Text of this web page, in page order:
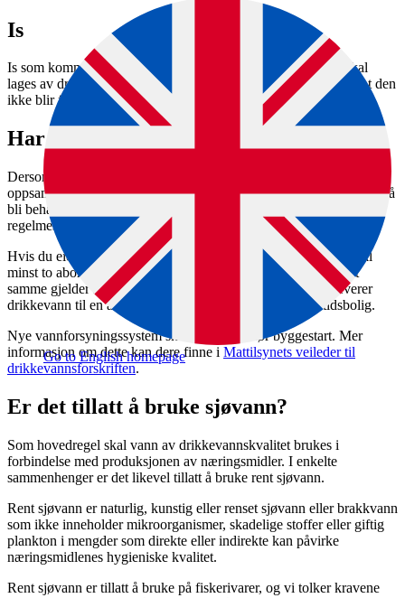
Go to English homepage
Is
Is som kommer i kontakt med maten og kan forurense den, skal
lages av drikkevann. Du må produsere og oppbevare isen slik at den
ikke blir forurenset.
Har dere egen vannforsyning?
Dersom du har egen vannforsyning (brønn, reservoar,
oppsamlingstank e.l.), skal vannkilden være beskyttet, og vannet må
bli behandlet slik at det får drikkevannskvalitet. Det skal tas
regelmessige prøver av vannet.
Hvis du eier et vannforsyningssystem som leverer drikkevann til
minst to abonnenter, skal dette registreres hos Mattilsynet. Det
samme gjelder hvis du eier et vannforsyningssystem som leverer
drikkevann til en abonnent som ikke er en bolig eller fritidsbolig.
Nye vannforsyningssystem skal registreres før byggestart. Mer
informasjon om dette kan dere finne i Mattilsynets veileder til
drikkevannsforskriften.
Er det tillatt å bruke sjøvann?
Som hovedregel skal vann av drikkevannskvalitet brukes i
forbindelse med produksjonen av næringsmidler. I enkelte
sammenhenger er det likevel tillatt å bruke rent sjøvann.
Rent sjøvann er naturlig, kunstig eller renset sjøvann eller brakkvann
som ikke inneholder mikroorganismer, skadelige stoffer eller giftig
plankton i mengder som direkte eller indirekte kan påvirke
næringsmidlenes hygieniske kvalitet.
Rent sjøvann er tillatt å bruke på fiskerivarer, og vi tolker kravene